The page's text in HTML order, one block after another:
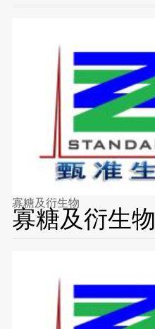
寡糖及衍生物
寡糖及衍生物